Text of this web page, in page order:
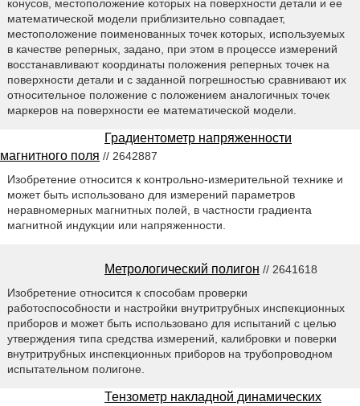
конусов, местоположение которых на поверхности детали и ее
математической модели приблизительно совпадает,
местоположение поименованных точек которых, используемых
в качестве реперных, задано, при этом в процессе измерений
восстанавливают координаты положения реперных точек на
поверхности детали и с заданной погрешностью сравнивают их
относительное положение с положением аналогичных точек
маркеров на поверхности ее математической модели.
Градиентометр напряженности
магнитного поля // 2642887
Изобретение относится к контрольно-измерительной технике и
может быть использовано для измерений параметров
неравномерных магнитных полей, в частности градиента
магнитной индукции или напряженности.
Метрологический полигон // 2641618
Изобретение относится к способам проверки
работоспособности и настройки внутритрубных инспекционных
приборов и может быть использовано для испытаний с целью
утверждения типа средства измерений, калибровки и поверки
внутритрубных инспекционных приборов на трубопроводном
испытательном полигоне.
Тензометр накладной динамических